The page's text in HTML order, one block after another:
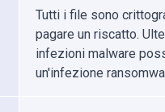
Tutti i file sono
pagare un riscatto.
infezioni malware
un'infezione